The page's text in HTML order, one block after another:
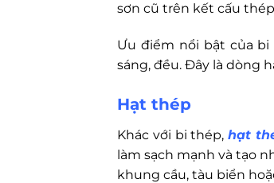
sơn cũ trên kết cấu
Ưu điểm nổi bật của
sáng, đều. Đây là dòng
Hạt thép
Khác với bi thép,hạt
làm sạch mạnh và tạo
khung cầu, tàu biển